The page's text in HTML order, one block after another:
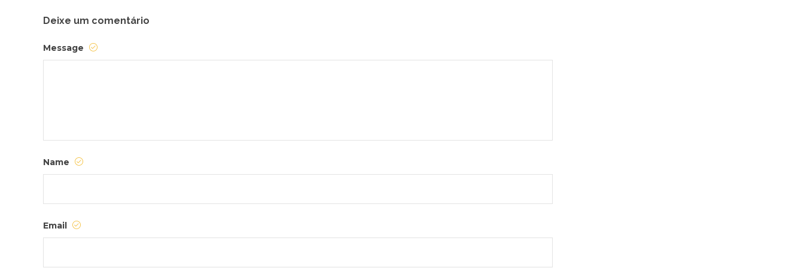
Deixe um comentário
Message
Name
Email